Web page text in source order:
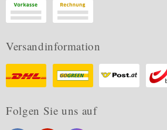
Versandinformation
Folgen Sie uns auf